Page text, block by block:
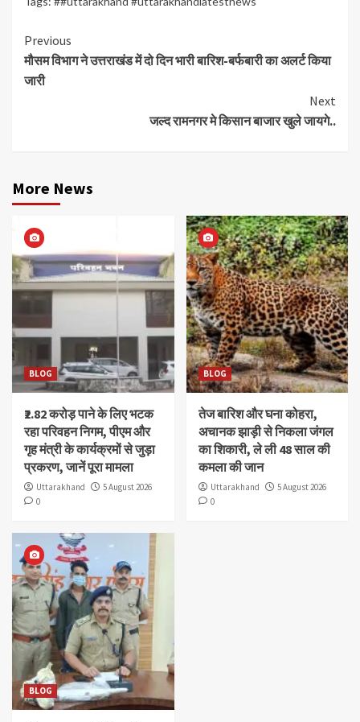
Continue
Reading
Previous
मौसम विभाग ने उत्तराखंड में दो दिन भारी बारिश-बर्फबारी का अलर्ट किया
जारी
Next
जल्द रामनगर मे किसान बाजार खुले जायगे..
More News
BLOG
₹2.82 करोड़ पाने के लिए भटक
रहा परिवहन निगम, पीएम और
गृह मंत्री के कार्यक्रमों से जुड़ा
प्रकरण, जानें पूरा मामला
Uttarakhand
5 August 2026
0
BLOG
तेज बारिश और घना कोहरा,
अचानक झाड़ी से निकला जंगल
का शिकारी, ले ली 48 साल की
कमला की जान
Uttarakhand
5 August 2026
0
BLOG